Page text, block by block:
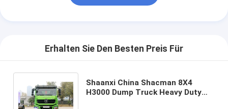
Erhalten Sie Den Besten Preis Für
Shaanxi China Shacman 8X4
H3000 Dump Truck Heavy Duty